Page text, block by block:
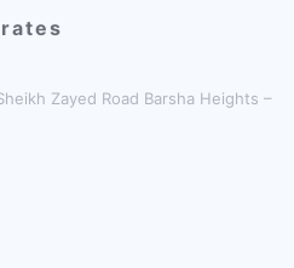
Zayed Road Barsha Heights –